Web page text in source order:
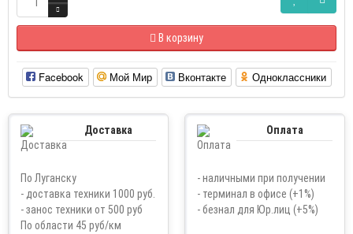
В корзину
Facebook Мой Мир Вконтакте Одноклассники
Доставка
По Луганску
- доставка техники 1000 руб.
- занос техники от 500 руб
По области 45 руб/км
Оплата
- наличными при получении
- терминал в офисе (+1%)
- безнал для Юр.лиц (+5%)